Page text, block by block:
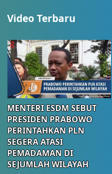
Video Terbaru
MENTERI ESDM SEBUT
PRESIDEN PRABOWO
PERINTAHKAN PLN
SEGERA ATASI
PEMADAMAN DI
SEJUMLAH WILAYAH